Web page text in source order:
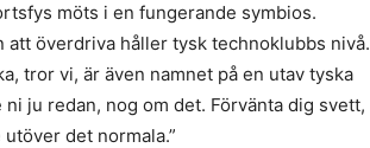
möts i en fungerande symbios.
överdriva håller tysk technoklubbs nivå.
tror vi, är även namnet på en utav tyska
ju redan, nog om det. Förvänta dig svett,
det normala.”